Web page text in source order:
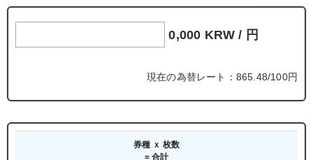
0,000 KRW / 円
現在の為替レート：865.48/100円
券種 ｘ 枚数
= 合計